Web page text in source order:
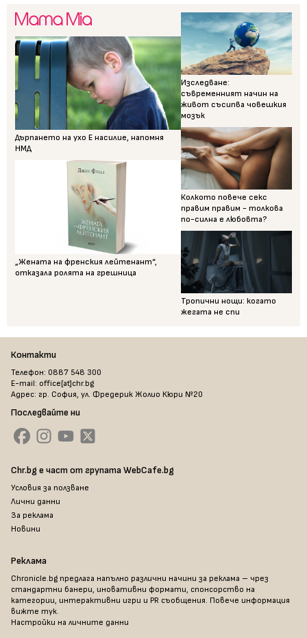
Дърпането на ухо Е насилие, напомня
НМД
„Жената на френския лейтенант“,
отказала ролята на грешница
Изследване:
съвременният начин на
живот съсипва човешкия
мозък
Колкото повече секс
правим правим - толкова
по-силна е любовта?
Тропични нощи: когато
жегата не спи
Контакти
Телефон: 0887 548 300
E-mail: office[at]chr.bg
Адрес: гр. София, ул. Фредерик Жолио Кюри №20
Последвайте ни
Chr.bg е част от групата WebCafe.bg
Условия за ползване
Лични данни
За реклама
Новини
Реклама
Chronicle.bg предлага напълно различни начини за реклама – чрез
стандартни банери, иновативни формати, спонсорство на
категории, интерактивни игри и PR съобщения. Повече информация
вижте тук.
Настройки на личните данни